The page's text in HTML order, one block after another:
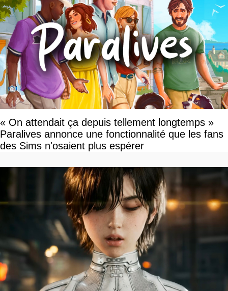
« On attendait ça depuis tellement longtemps »
Paralives annonce une fonctionnalité que les fans
des Sims n'osaient plus espérer